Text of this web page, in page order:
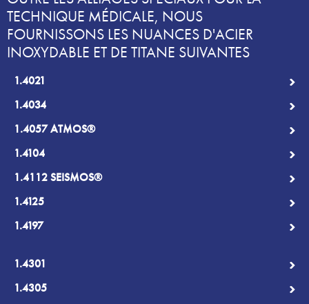
TECHNIQUE MÉDICALE, NOUS
FOURNISSONS LES NUANCES D'ACIER
INOXYDABLE ET DE TITANE SUIVANTES
1.4021
1.4034
1.4057 ATMOS®
1.4104
1.4112 SEISMOS®
1.4125
1.4197
1.4301
1.4305